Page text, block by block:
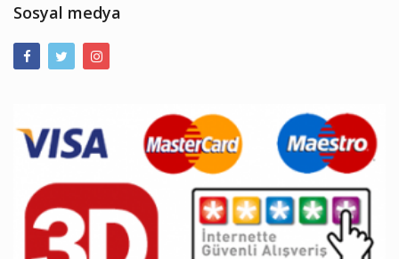
Sosyal medya